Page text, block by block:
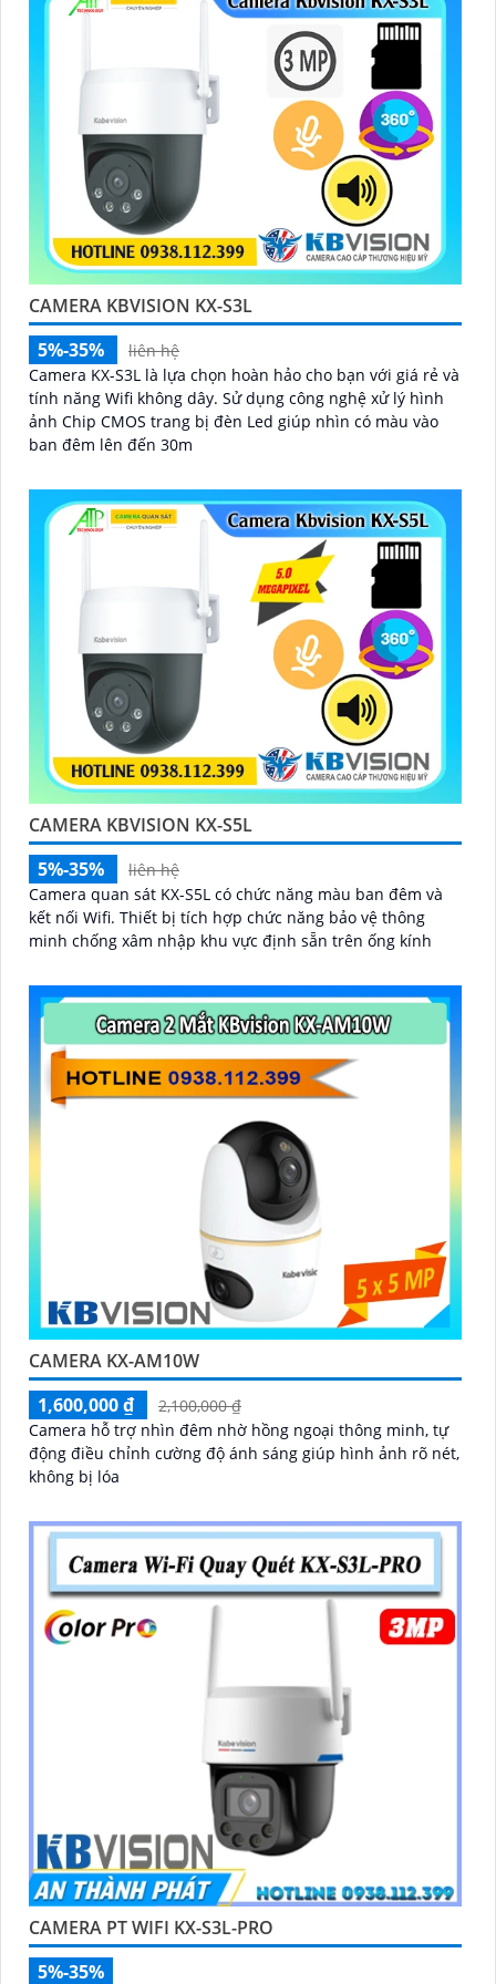
"Chúng tôi cam kết cung cấp Camera Kbvision
chính hãng với chiết khấu cao nhất trên thị trường.
Hãy đến với chúng tôi để trải nghiệm dịch vụ tốt nhất
và nhận được sự tư vấn chuyên nghiệp về giải pháp an
ninh cần thiết!"
Hy vọng những câu giới thiệu trên sẽ giúp bạn thành
công trong việc tiếp cận khách hàng và tăng cơ hội
bán hàng của bạn. Nếu có bất kỳ yêu cầu hay câu hỏi
nào khác, bạn có thể chia sẻ để tôi hỗ trợ bạn tốt hơn!
CAMERA KBVISION KX-S3L
5%-35%
liên hệ
Camera KX-S3L là lựa chọn hoàn hảo cho bạn với giá rẻ và
tính năng Wifi không dây. Sử dụng công nghệ xử lý hình
ảnh Chip CMOS trang bị đèn Led giúp nhìn có màu vào
ban đêm lên đến 30m
CAMERA KBVISION KX-S5L
5%-35%
liên hệ
Camera quan sát KX-S5L có chức năng màu ban đêm và
kết nối Wifi. Thiết bị tích hợp chức năng bảo vệ thông
minh chống xâm nhập khu vực định sẵn trên ống kính
CAMERA KX-AM10W
1,600,000 ₫
2,100,000 ₫
Camera hỗ trợ nhìn đêm nhờ hồng ngoại thông minh, tự
động điều chỉnh cường độ ánh sáng giúp hình ảnh rõ nét,
không bị lóa
CAMERA PT WIFI KX-S3L-PRO
5%-35%